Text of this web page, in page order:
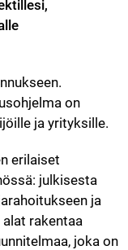
on
ja yrityksille.
erilaiset
julkisesta
ja
rakentaa
joka on